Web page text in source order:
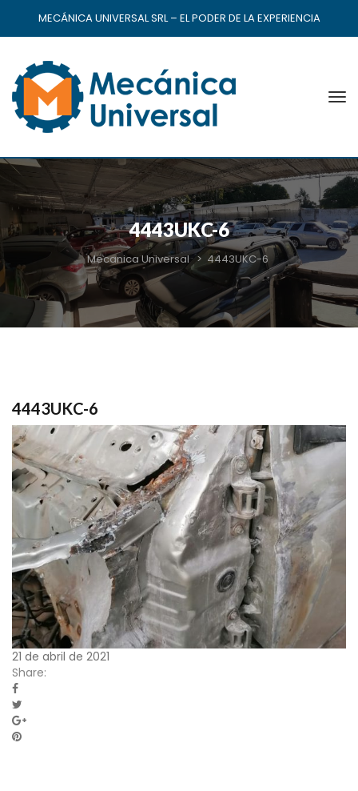
MECÁNICA UNIVERSAL SRL – EL PODER DE LA EXPERIENCIA
4443UKC-6
Mecanica Universal > 4443UKC-6
4443UKC-6
21 de abril de 2021
Share: